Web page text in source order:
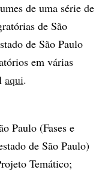
de uma série de
de São
de São Paulo
em várias
aqui.
Paulo (Fases e
de São Paulo)
Temático;